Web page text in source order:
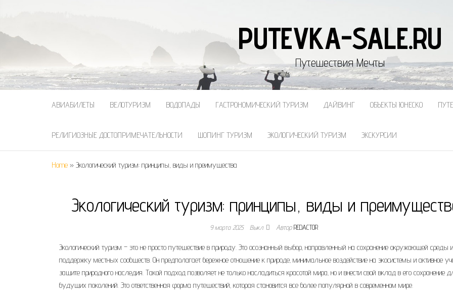
PUTEVKA-SALE.RU
Путешествия Мечты
АВИАБИЛЕТЫ ВЕЛОТУРИЗМ ВОДОПАДЫ ГАСТРОНОМИЧЕСКИЙ ТУРИЗМ ДАЙВИНГ ОБЪЕКТЫ ЮНЕСКО
РЕЛИГИОЗНЫЕ ДОСТОПРИМЕЧАТЕЛЬНОСТИ ШОПИНГ ТУРИЗМ ЭКОЛОГИЧЕСКИЙ ТУРИЗМ ЭКСКУРСИИ
Home » Экологический туризм: принципы, виды и преимущества
Экологический туризм: принципы, виды и
9 марта 2025 Выкл. АвторREDACTOR
Экологический туризм – это не просто путешествие в природу. Это осознанный выбор‚ направленный на сохранение окружающей среды и
поддержку местных сообществ. Он предполагает бережное отношение к природе‚ минимальное воздействие на экосистемы и активное
защите природного наследия. Такой подход позволяет не только насладиться красотой мира‚ но и внести свой вклад в его сохранение
будущих поколений. Это ответственная форма путешествий‚ которая становится все более популярной в современном мире.